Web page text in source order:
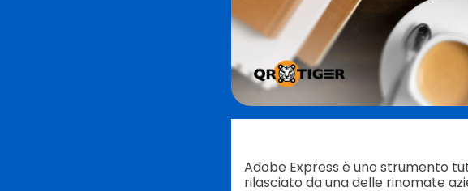
Adobe Express è uno strumento
rilasciato da una delle rinomate